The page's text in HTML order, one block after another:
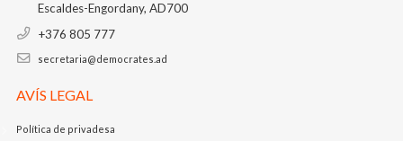
Escaldes-Engordany, AD700
+376 805 777
secretaria@democrates.ad
AVÍS LEGAL
Política de privadesa